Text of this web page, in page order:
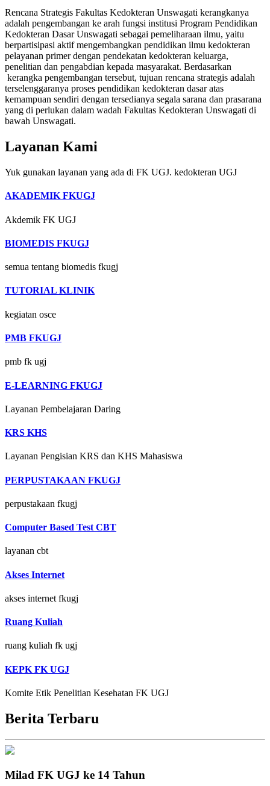
Rencana Strategis Fakultas Kedokteran Unswagati kerangkanya
adalah pengembangan ke arah fungsi institusi Program Pendidikan
Kedokteran Dasar Unswagati sebagai pemeliharaan ilmu, yaitu
berpartisipasi aktif mengembangkan pendidikan ilmu kedokteran
pelayanan primer dengan pendekatan kedokteran keluarga,
penelitian dan pengabdian kepada masyarakat. Berdasarkan
kerangka pengembangan tersebut, tujuan rencana strategis adalah
terselenggaranya proses pendidikan kedokteran dasar atas
kemampuan sendiri dengan tersedianya segala sarana dan prasarana
yang di perlukan dalam wadah Fakultas Kedokteran Unswagati di
bawah Unswagati.
Layanan Kami
Yuk gunakan layanan yang ada di FK UGJ. kedokteran UGJ
AKADEMIK FKUGJ
Akdemik FK UGJ
BIOMEDIS FKUGJ
semua tentang biomedis fkugj
TUTORIAL KLINIK
kegiatan osce
PMB FKUGJ
pmb fk ugj
E-LEARNING FKUGJ
Layanan Pembelajaran Daring
KRS KHS
Layanan Pengisian KRS dan KHS Mahasiswa
PERPUSTAKAAN FKUGJ
perpustakaan fkugj
Computer Based Test CBT
layanan cbt
Akses Internet
akses internet fkugj
Ruang Kuliah
ruang kuliah fk ugj
KEPK FK UGJ
Komite Etik Penelitian Kesehatan FK UGJ
Berita Terbaru
Milad FK UGJ ke 14 Tahun